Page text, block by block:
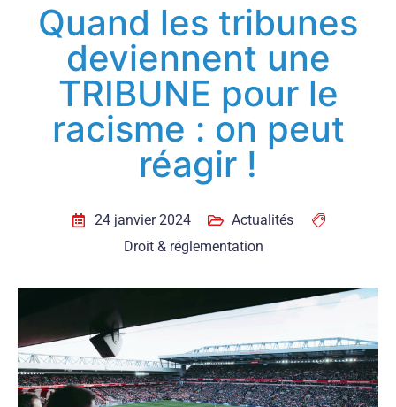
Quand les tribunes
deviennent une
TRIBUNE pour le
racisme : on peut
réagir !
24 janvier 2024
Actualités
Droit & réglementation